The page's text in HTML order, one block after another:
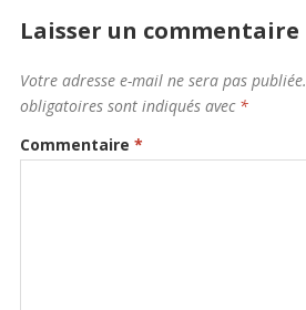
Laisser un commentaire
Votre adresse e-mail ne sera pas publiée.
obligatoires sont indiqués avec *
Commentaire *